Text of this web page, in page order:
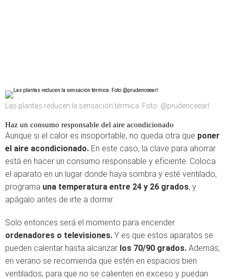
Las plantas reducen la sensación térmica. Foto: @prudenceearl
Haz un consumo responsable del aire acondicionado
Aunque si el calor es insoportable, no queda otra que poner
el aire acondicionado. En este caso, la clave para ahorrar
está en hacer un consumo responsable y eficiente. Coloca
el aparato en un lugar donde haya sombra y esté ventilado,
programa una temperatura entre 24 y 26 grados, y
apágalo antes de irte a dormir.
Solo entonces será el momento para encender
ordenadores o televisiones. Y es que estos aparatos se
pueden calentar hasta alcanzar los 70/90 grados. Además,
en verano se recomienda que estén en espacios bien
ventilados, para que no se calienten en exceso y puedan